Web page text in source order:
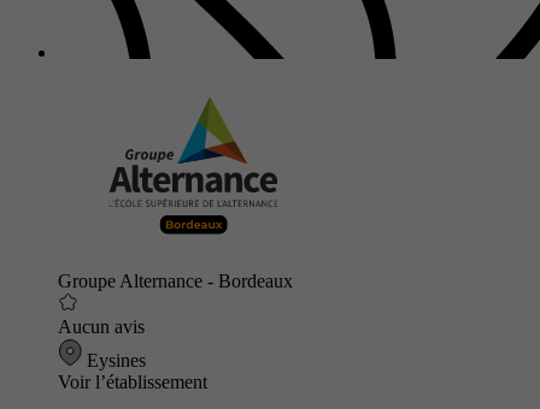
Groupe Alternance - Bordeaux
Aucun avis
Eysines
Voir l’établissement